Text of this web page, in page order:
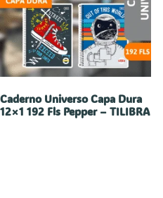
Caderno Universo Capa Dura
12×1 192 Fls Pepper – TILIBRA